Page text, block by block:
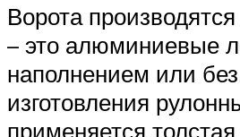
Ворота
– это алюминиевые
наполнением или
изготовления
применяется